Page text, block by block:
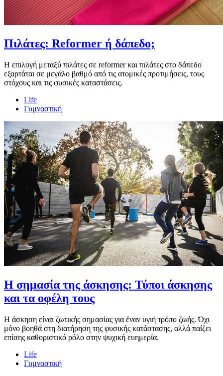
Πιλάτες: Reformer ή δάπεδο;
Η επιλογή μεταξύ πιλάτες σε reformer και πιλάτες στο δάπεδο
εξαρτάται σε μεγάλο βαθμό από τις ατομικές προτιμήσεις, τους
στόχους και τις φυσικές καταστάσεις.
Life
Γυμναστική
Η σημασία της άσκησης: Τύποι άσκησης
και τα οφέλη τους
Η άσκηση είναι ζωτικής σημασίας για έναν υγιή τρόπο ζωής. Όχι
μόνο βοηθά στη διατήρηση της φυσικής κατάστασης, αλλά παίζει
επίσης καθοριστικό ρόλο στην ψυχική ευημερία.
Life
Γυμναστική